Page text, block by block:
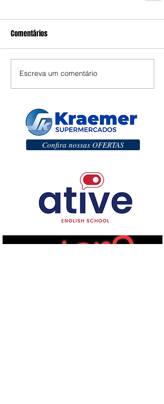
Comentários
Escreva um comentário
Confira nossas OFERTAS